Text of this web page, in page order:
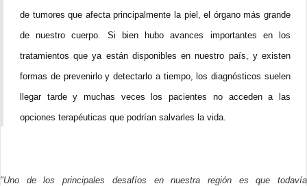
de tumores que afecta principalmente la piel, el órgano más grande
de nuestro cuerpo. Si bien hubo avances importantes en los
tratamientos que ya están disponibles en nuestro país, y existen
formas de prevenirlo y detectarlo a tiempo, los diagnósticos suelen
llegar tarde y muchas veces los pacientes no acceden a las
opciones terapéuticas que podrían salvarles la vida.
"Uno de los principales desafíos en nuestra región es que todavía